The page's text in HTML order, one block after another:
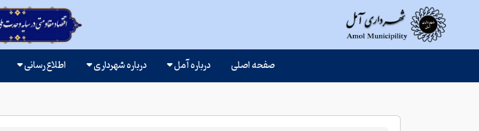
صفحه اصلی درباره آمل درباره شهرداری اطلاع رسانی